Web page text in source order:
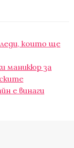
които ще
маникюр за
е винаги